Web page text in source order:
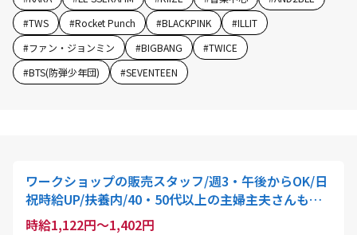
#TWS #Rocket Punch #BLACKPINK #ILLIT
#ファン・ジョンミン #BIGBANG #TWICE
#BTS(防弾少年団) #SEVENTEEN
ワークショップの販売スタッフ/週3・午後からOK/日
祝時給UP/扶養内/40・50代以上の主婦主夫さんも歓
迎!/東舞鶴店
時給1,122円～1,402円